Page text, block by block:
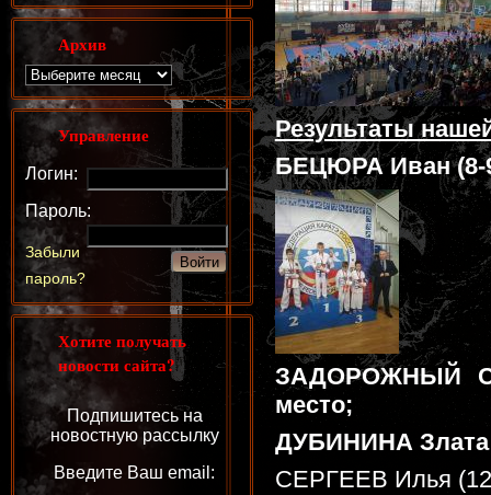
Результаты
БЕЦЮРА Иван (8-9
ЗАДОРОЖНЫЙ
место;
ДУБИНИНА Злата
СЕРГЕЕВ Илья
Архив
Управление
Логин:
Пароль:
Забыли
пароль?
Хотите получать
новости сайта?
Подпишитесь на
новостную рассылку
Введите Ваш email: